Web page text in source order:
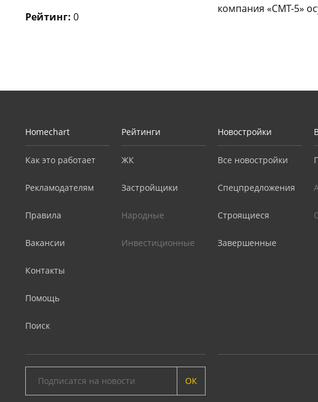
Рейтинг: 0
компания «СМТ-5»
Homechart
Как это работает
Рекламодателям
Правила
Вакансии
Контакты
Помощь
Поиск
Рейтинги
ЖК
Застройщики
Народные
Инвестиционные
Новостройки
Все новостройки
Спецпредложения
Строящиеся
Завершенные
ОК